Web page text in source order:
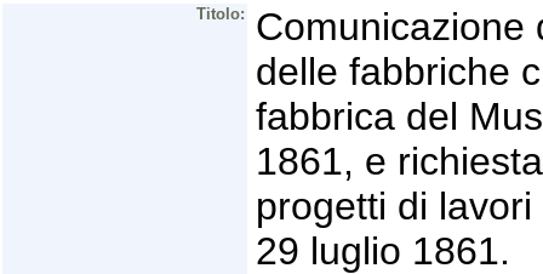
Titolo:
Comunicazione
delle fabbriche
fabbrica del
1861, e
progetti di
29 luglio 1861.